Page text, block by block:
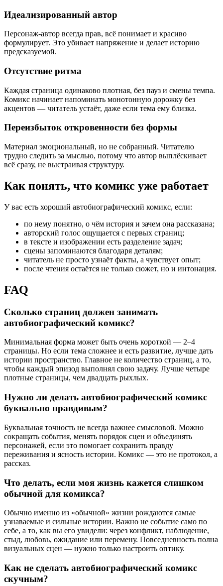
Идеализированный автор
Персонаж-автор всегда прав, всё понимает и красиво
формулирует. Это убивает напряжение и делает историю
предсказуемой.
Отсутствие ритма
Каждая страница одинаково плотная, без пауз и смены темпа.
Комикс начинает напоминать монотонную дорожку без
акцентов — читатель устаёт, даже если тема ему близка.
Переизбыток откровенности без формы
Материал эмоциональный, но не собранный. Читателю
трудно следить за мыслью, потому что автор выплёскивает
всё сразу, не выстраивая структуру.
Как понять, что комикс уже работает
У вас есть хороший автобиографический комикс, если:
по нему понятно, о чём история и зачем она рассказана;
авторский голос ощущается с первых страниц;
в тексте и изображении есть разделение задач;
сцены запоминаются благодаря деталям;
читатель не просто узнаёт факты, а чувствует опыт;
после чтения остаётся не только сюжет, но и интонация.
FAQ
Сколько страниц должен занимать
автобиографический комикс?
Минимальная форма может быть очень короткой — 2–4
страницы. Но если тема сложнее и есть развитие, лучше дать
истории пространство. Главное не количество страниц, а то,
чтобы каждый эпизод выполнял свою задачу. Лучше четыре
плотные страницы, чем двадцать рыхлых.
Нужно ли делать автобиографический комикс
буквально правдивым?
Буквальная точность не всегда важнее смысловой. Можно
сокращать события, менять порядок сцен и объединять
персонажей, если это помогает сохранить правду
переживания и ясность истории. Комикс — это не протокол, а
рассказ.
Что делать, если моя жизнь кажется слишком
обычной для комикса?
Обычно именно из «обычной» жизни рождаются самые
узнаваемые и сильные истории. Важно не событие само по
себе, а то, как вы его увидели: через конфликт, наблюдение,
стыд, любовь, ожидание или перемену. Повседневность полна
визуальных сцен — нужно только настроить оптику.
Как не сделать автобиографический комикс
скучным?